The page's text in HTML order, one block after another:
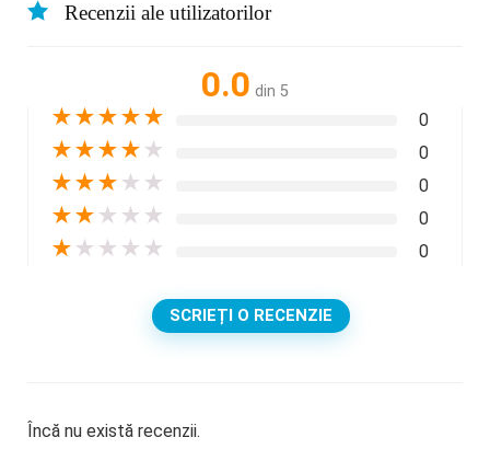
Recenzii ale utilizatorilor
0.0 din 5
★★★★★ 0
★★★★ ★ 0
★★★ ★ ★ 0
★★ ★ ★ ★ 0
★ ★ ★ ★ ★ 0
SCRIEȚI O RECENZIE
Încă nu există recenzii.